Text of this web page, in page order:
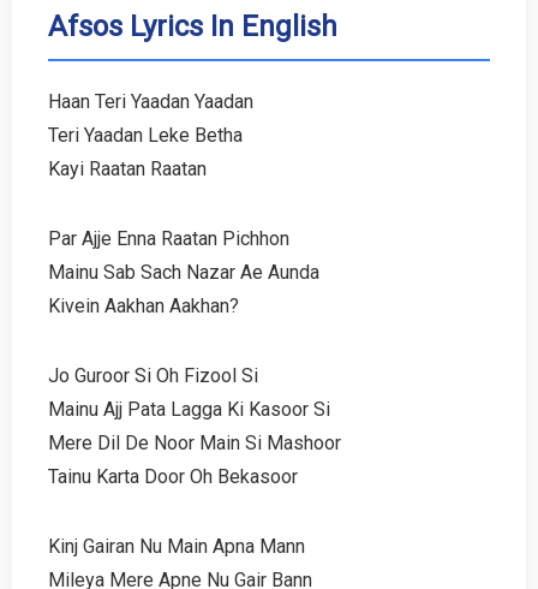
Afsos Lyrics In English
Haan Teri Yaadan Yaadan
Teri Yaadan Leke Betha
Kayi Raatan Raatan
Par Ajje Enna Raatan Pichhon
Mainu Sab Sach Nazar Ae Aunda
Kivein Aakhan Aakhan?
Jo Guroor Si Oh Fizool Si
Mainu Ajj Pata Lagga Ki Kasoor Si
Mere Dil De Noor Main Si Mashoor
Tainu Karta Door Oh Bekasoor
Kinj Gairan Nu Main Apna Mann
Mileya Mere Apne Nu Gair Bann